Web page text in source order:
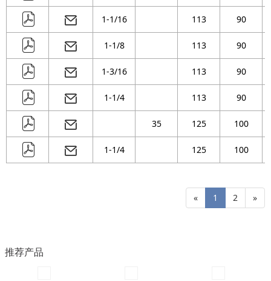
1-1/16 113 90
1-1/8 113 90
1-3/16 113 90
1-1/4 113 90
35 125 100
1-1/4 125 100
« 1 2 »
推荐产品